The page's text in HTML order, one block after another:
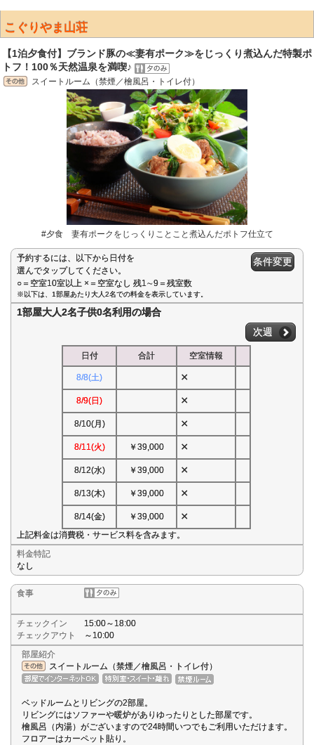
こぐりやま山荘
【1泊夕食付】ブランド豚の≪妻有ポーク≫をじっくり煮込んだ特製ポ
トフ！100％天然温泉を満喫♪
スイートルーム（禁煙／檜風呂・トイレ付）
#夕食 妻有ポークをじっくりことこと煮込んだポトフ仕立て
予約するには、以下から日付を
選んでタップしてください。
○＝空室10室以上 ×＝空室なし 残1∼9＝残室数
条件変更
※以下は、1部屋あたり大人2名での料金を表示しています。
1部屋大人2名子供0名利用の場合
次週
日付 合計 空室情報
8/8(土) ×
8/9(日) ×
8/10(月) ×
8/11(火) ￥39,000 ×
8/12(水) ￥39,000 ×
8/13(木) ￥39,000 ×
8/14(金) ￥39,000 ×
上記料金は消費税・サービス料を含みます。
料金特記
なし
食事
チェックイン
15:00～18:00
チェックアウト
～10:00
部屋紹介
スイートルーム（禁煙／檜風呂・トイレ付）
ベッドルームとリビングの2部屋。
リビングにはソファーや暖炉がありゆったりとした部屋です。
檜風呂（内湯）がございますので24時間いつでもご利用いただけます。
フロアーはカーペット貼り。